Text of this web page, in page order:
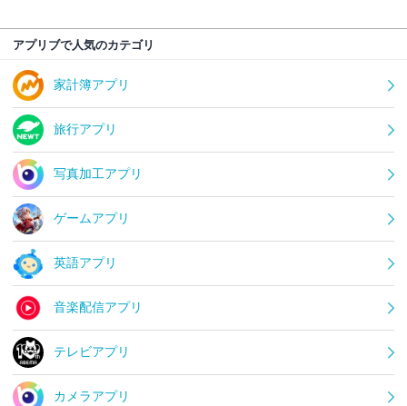
アプリブで人気のカテゴリ
家計簿アプリ
旅行アプリ
写真加工アプリ
ゲームアプリ
英語アプリ
音楽配信アプリ
テレビアプリ
カメラアプリ